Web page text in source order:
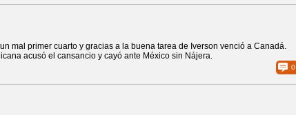
un mal primer cuarto y gracias a la buena tarea de Iverson venció a Canadá.
acusó el cansancio y cayó ante México sin Nájera.
0